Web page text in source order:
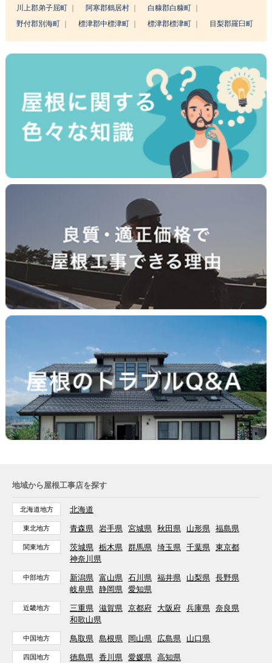
川上郡弟子屈町
阿寒郡鶴居村
白糠郡白糠町
野付郡別海町
標津郡中標津町 標津郡標津町 目梨郡羅臼町
地域から屋根工事店を探す
北海道地方 北海道
東北地方 青森県 岩手県 宮城県 秋田県 山形県 福島県
関東地方 茨城県 栃木県 群馬県 埼玉県 千葉県 東京都
神奈川県
中部地方 新潟県 富山県 石川県 福井県 山梨県 長野県
岐阜県 静岡県 愛知県
近畿地方 三重県 滋賀県 京都府 大阪府 兵庫県 奈良県
和歌山県
中国地方 鳥取県 島根県 岡山県 広島県 山口県
四国地方 徳島県 香川県 愛媛県 高知県